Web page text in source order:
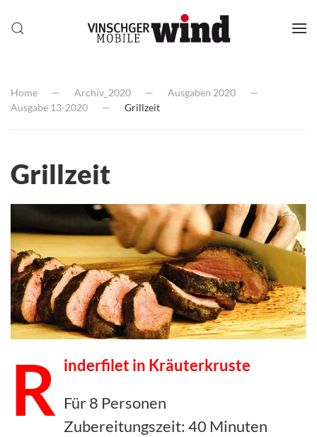
Home Archiv_2020
Ausgaben 2020
Ausgabe 13-2020
Grillzeit
Grillzeit
R inderfilet in Kräuterkruste
Für 8 Personen
Zubereitungszeit: 40 Minuten